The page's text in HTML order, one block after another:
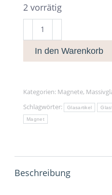
2 vorrätig
Glasfigur
Echse
mitIn den Warenkorb
Kategorien: Magnete,
Schlagwörter:
Glasartikel
Magnet
Beschreibung